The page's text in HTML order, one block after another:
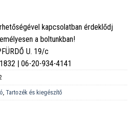
kapcsolatban érdeklődj
a boltunkban!
U. 19/c
| 06-20-934-4141
,Tartozék és kiegészítő